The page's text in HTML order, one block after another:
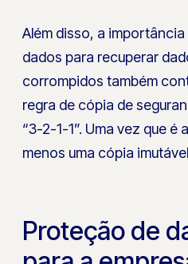
Além disso, a
dados para recuperar
corrompidos também
regra de cópia de
“3-2-1-1”. Uma vez que é
menos uma cópia
Proteção de